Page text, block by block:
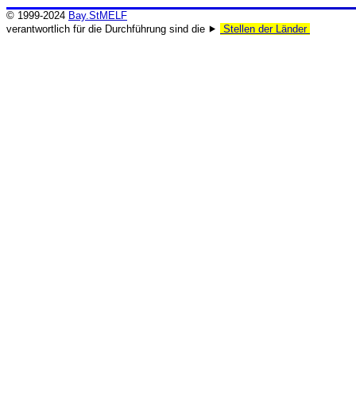
© 1999-2024 Bay.StMELF
verantwortlich für die Durchführung sind die ⯈
Stellen der Länder